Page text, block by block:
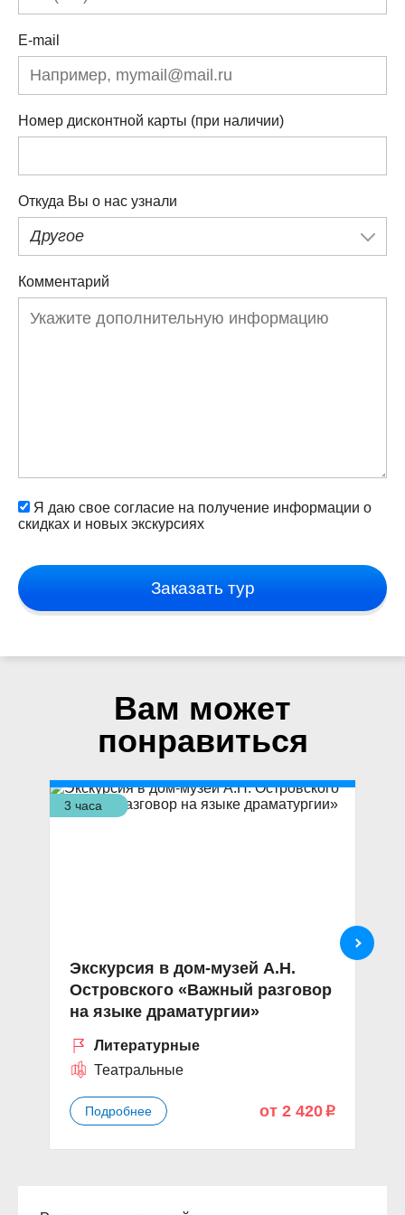
E-mail
Номер дисконтной карты (при наличии)
Откуда Вы о нас узнали
Другое
Комментарий
Я даю свое согласие на получение информации о
скидках и новых экскурсиях
Заказать тур
Вам может
понравиться
3 часа
Экскурсия в дом-музей А.Н.
Островского «Важный разговор
на языке драматургии»
Литературные
Театральные
Подробнее от 2 420 p